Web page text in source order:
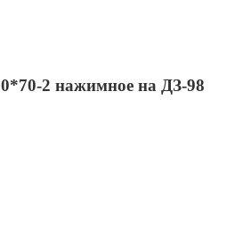
2 нажимное на ДЗ-98